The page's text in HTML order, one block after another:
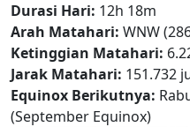
Durasi Hari: 12h 18m
Arah Matahari: WNW
Ketinggian Matahari:
Jarak Matahari: 151.732
Equinox Berikutnya:
(September Equinox)